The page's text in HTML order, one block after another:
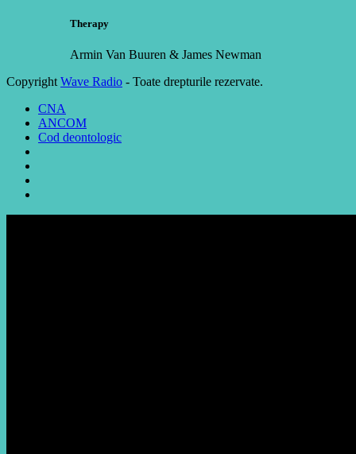
Therapy
Armin Van Buuren & James Newman
Copyright Wave Radio - Toate drepturile rezervate.
CNA
ANCOM
Cod deontologic